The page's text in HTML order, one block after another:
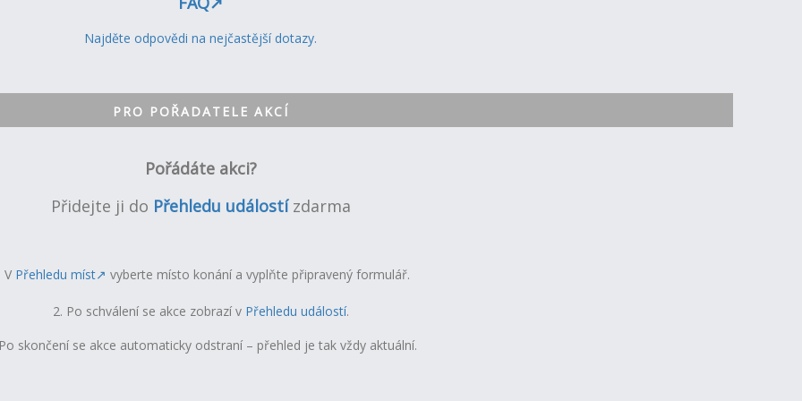
Najděte odpovědi na nejčastější dotazy.
PRO POŘADATELE AKCÍ
Pořádáte akci?
Přidejte ji do Přehledu událostí zdarma
V Přehledu míst↗︎ vyberte místo konání a vyplňte připravený formulář.
2. Po schválení se akce zobrazí v Přehledu událostí.
skončení se akce automaticky odstraní – přehled je tak vždy aktuální.